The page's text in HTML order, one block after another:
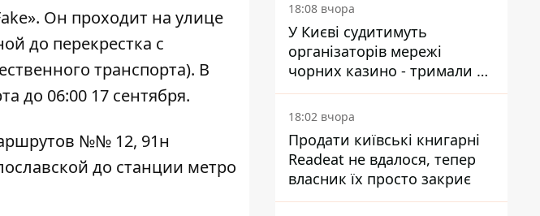
. Он проходит на улице
до перекрестка с
транспорта). В
до 06:00 17 сентября.
№№ 12, 91н
до станции метро
18:08 вчора
У Києві судитимуть
організаторів мережі
чорних казино - тримали 39
закладів
18:02 вчора
Продати київські книгарні
Readeat не вдалося, тепер
власник їх просто закриє